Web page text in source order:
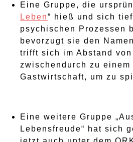
Eine Gruppe, die
Leben“ hieß und sich
psychischen Prozessen
bevorzugt sie den
trifft sich im Abstand von
zwischendurch zu
Gastwirtschaft, um zu
Eine weitere Gruppe
Lebensfreude“ hat sich